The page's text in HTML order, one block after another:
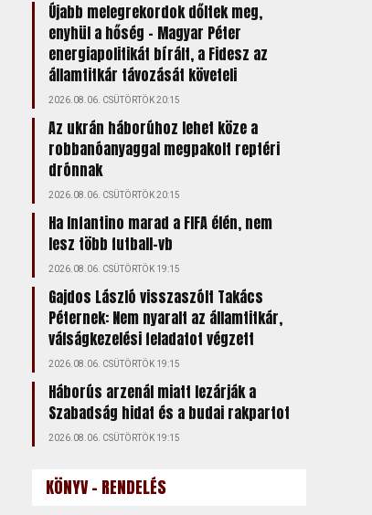
Újabb melegrekordok dőltek meg,
enyhül a hőség – Magyar Péter
energiapolitikát bírált, a Fidesz az
államtitkár távozását követeli
2026.08.06. CSÜTÖRTÖK 20:15
Az ukrán háborúhoz lehet köze a
robbanóanyaggal megpakolt reptéri
drónnak
2026.08.06. CSÜTÖRTÖK 20:15
Ha Infantino marad a FIFA élén, nem
lesz több futball-vb
2026.08.06. CSÜTÖRTÖK 19:15
Gajdos László visszaszólt Takács
Péternek: Nem nyaralt az államtitkár,
válságkezelési feladatot végzett
2026.08.06. CSÜTÖRTÖK 19:15
Háborús arzenál miatt lezárják a
Szabadság hidat és a budai rakpartot
2026.08.06. CSÜTÖRTÖK 19:15
KÖNYV - RENDELÉS